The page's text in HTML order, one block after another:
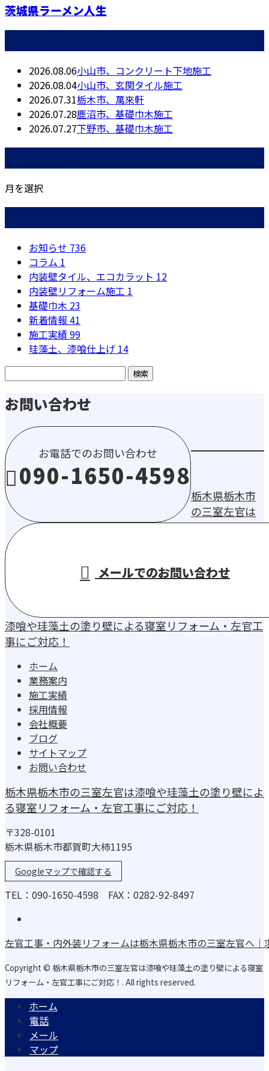
茨城県ラーメン人生
2026.08.06小山市、コンクリート下地施工
2026.08.04小山市、玄関タイル施工
2026.07.31栃木市、萬來軒
2026.07.28鹿沼市、基礎巾木施工
2026.07.27下野市、基礎巾木施工
月を選択
お知らせ 736
コラム 1
内装壁タイル、エコカラット 12
内装壁リフォーム施工 1
基礎巾木 23
新着情報 41
施工実績99
珪藻土、漆喰仕上げ 14
お問い合わせ
お電話でのお問い合わせ
090-1650-4598
メールでのお問い合わせ
栃木県栃木市
の三室左官は
漆喰や珪藻土の塗り壁による寝室リフォーム・左官工
事にご対応！
ホーム
業務案内
施工実績
採用情報
会社概要
ブログ
サイトマップ
お問い合わせ
栃木県栃木市の三室左官は漆喰や珪藻土の塗り壁によ
る寝室リフォーム・左官工事にご対応！
〒328-0101
栃木県栃木市都賀町大柿1195
Googleマップで確認する
TEL：090-1650-4598 FAX：0282-92-8497
左官工事・内外装リフォームは栃木県栃木市の三室左官へ｜
Copyright © 栃木県栃木市の三室左官は漆喰や珪藻土の塗り壁による寝室
リフォーム・左官工事にご対応！. All rights reserved.
ホーム
電話
メール
マップ